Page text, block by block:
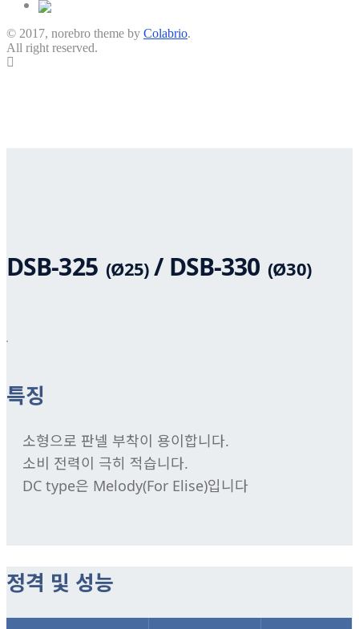
© 2017, norebro theme by Colabrio.
All right reserved.
DSB-325 (Ø25)/ DSB-330 (Ø30)
특징
소형으로 판넬 부착이 용이합니다.
소비 전력이 극히 적습니다.
DC type은 Melody(For Elise)입니다
정격 및 성능